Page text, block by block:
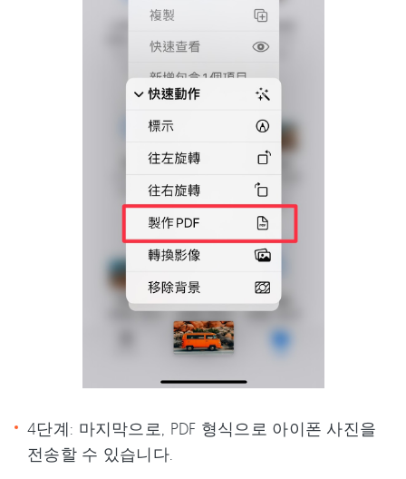
4단계: 마지막으로, PDF 형식으로 아이폰 사진을
전송할 수 있습니다.